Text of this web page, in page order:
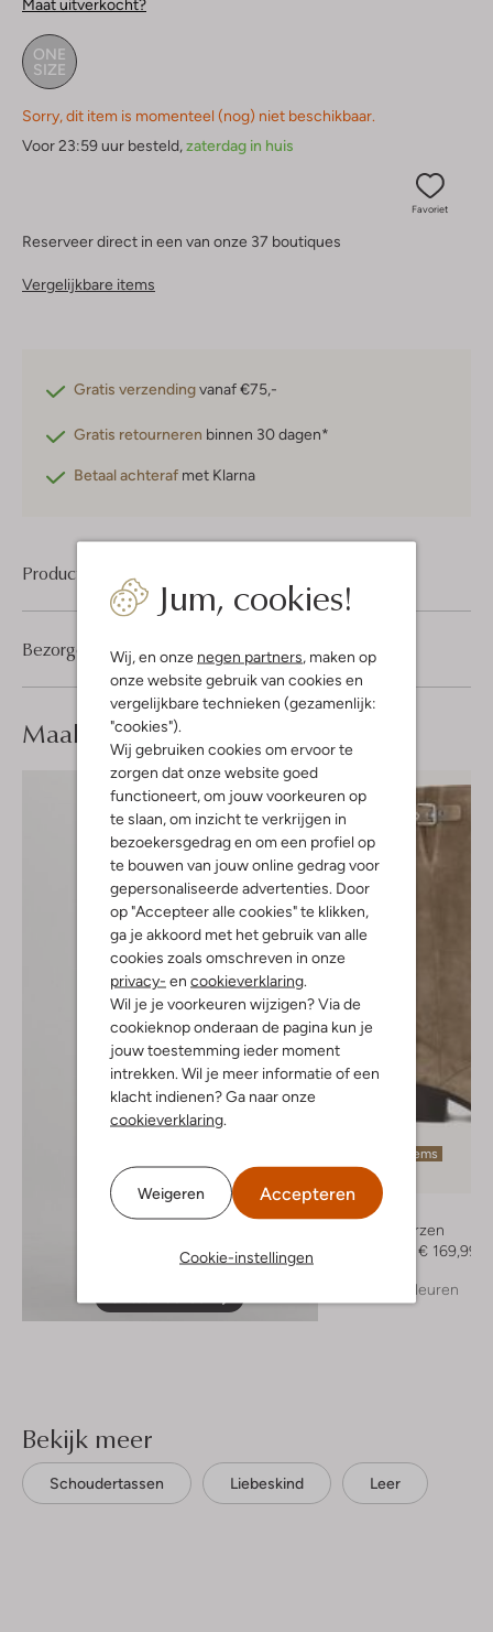
Jum, cookies!
Wij, en onze negen partners, maken op
onze website gebruik van cookies en
vergelijkbare technieken (gezamenlijk:
"cookies").
Wij gebruiken cookies om ervoor te
zorgen dat onze website goed
functioneert, om jouw voorkeuren op
te slaan, om inzicht te verkrijgen in
bezoekersgedrag en om een profiel op
te bouwen van jouw online gedrag voor
gepersonaliseerde advertenties. Door
op "Accepteer alle cookies" te klikken,
ga je akkoord met het gebruik van alle
cookies zoals omschreven in onze
privacy- en cookieverklaring.
Wil je je voorkeuren wijzigen? Via de
cookieknop onderaan de pagina kun je
jouw toestemming ieder moment
intrekken. Wil je meer informatie of een
klacht indienen? Ga naar onze
cookieverklaring.
Weigeren Accepteren
Cookie-instellingen
Maat uitverkocht?
ONE
SIZE
Sorry, dit item is momenteel (nog) niet beschikbaar.
Voor 23:59 uur besteld,zaterdag in huis
Favoriet
Reserveer direct in een van onze 37 boutiques
Vergelijkbare items
Gratis verzendingvanaf €75,-
Gratis retourneren binnen 30 dagen*
Betaal achteraf met Klarna
Product informatie
Bezorgen & retourneren
Maak jelook compleet
Laatste items
-50%
Toral
Hoge laarzen
€ 169,99
+ meer kleuren
Bekijk meer
Schoudertassen Liebeskind Leer